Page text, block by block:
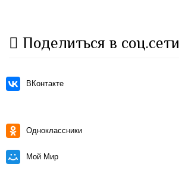
Поделиться в соц.сети
ВКонтакте
Одноклассники
Мой Мир